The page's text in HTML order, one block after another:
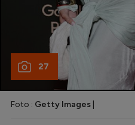
Intră în cont
Creează cont
27
Foto : Getty Images